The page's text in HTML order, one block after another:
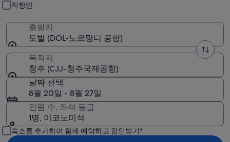
직항만
출발지
도빌 (DOL-노르망디 공항)
목적지
청주 (CJJ-청주국제공항)
날짜 선택
8월 20일 - 8월 27일
인원 수, 좌석 등급
1명, 이코노미석
숙소를 추가하여 함께 예약하고 할인받기*